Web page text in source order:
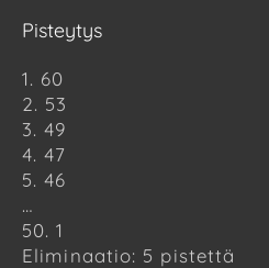
Pisteytys
1. 60
2. 53
3. 49
4. 47
5. 46
…
50. 1
Eliminaatio: 5 pistettä